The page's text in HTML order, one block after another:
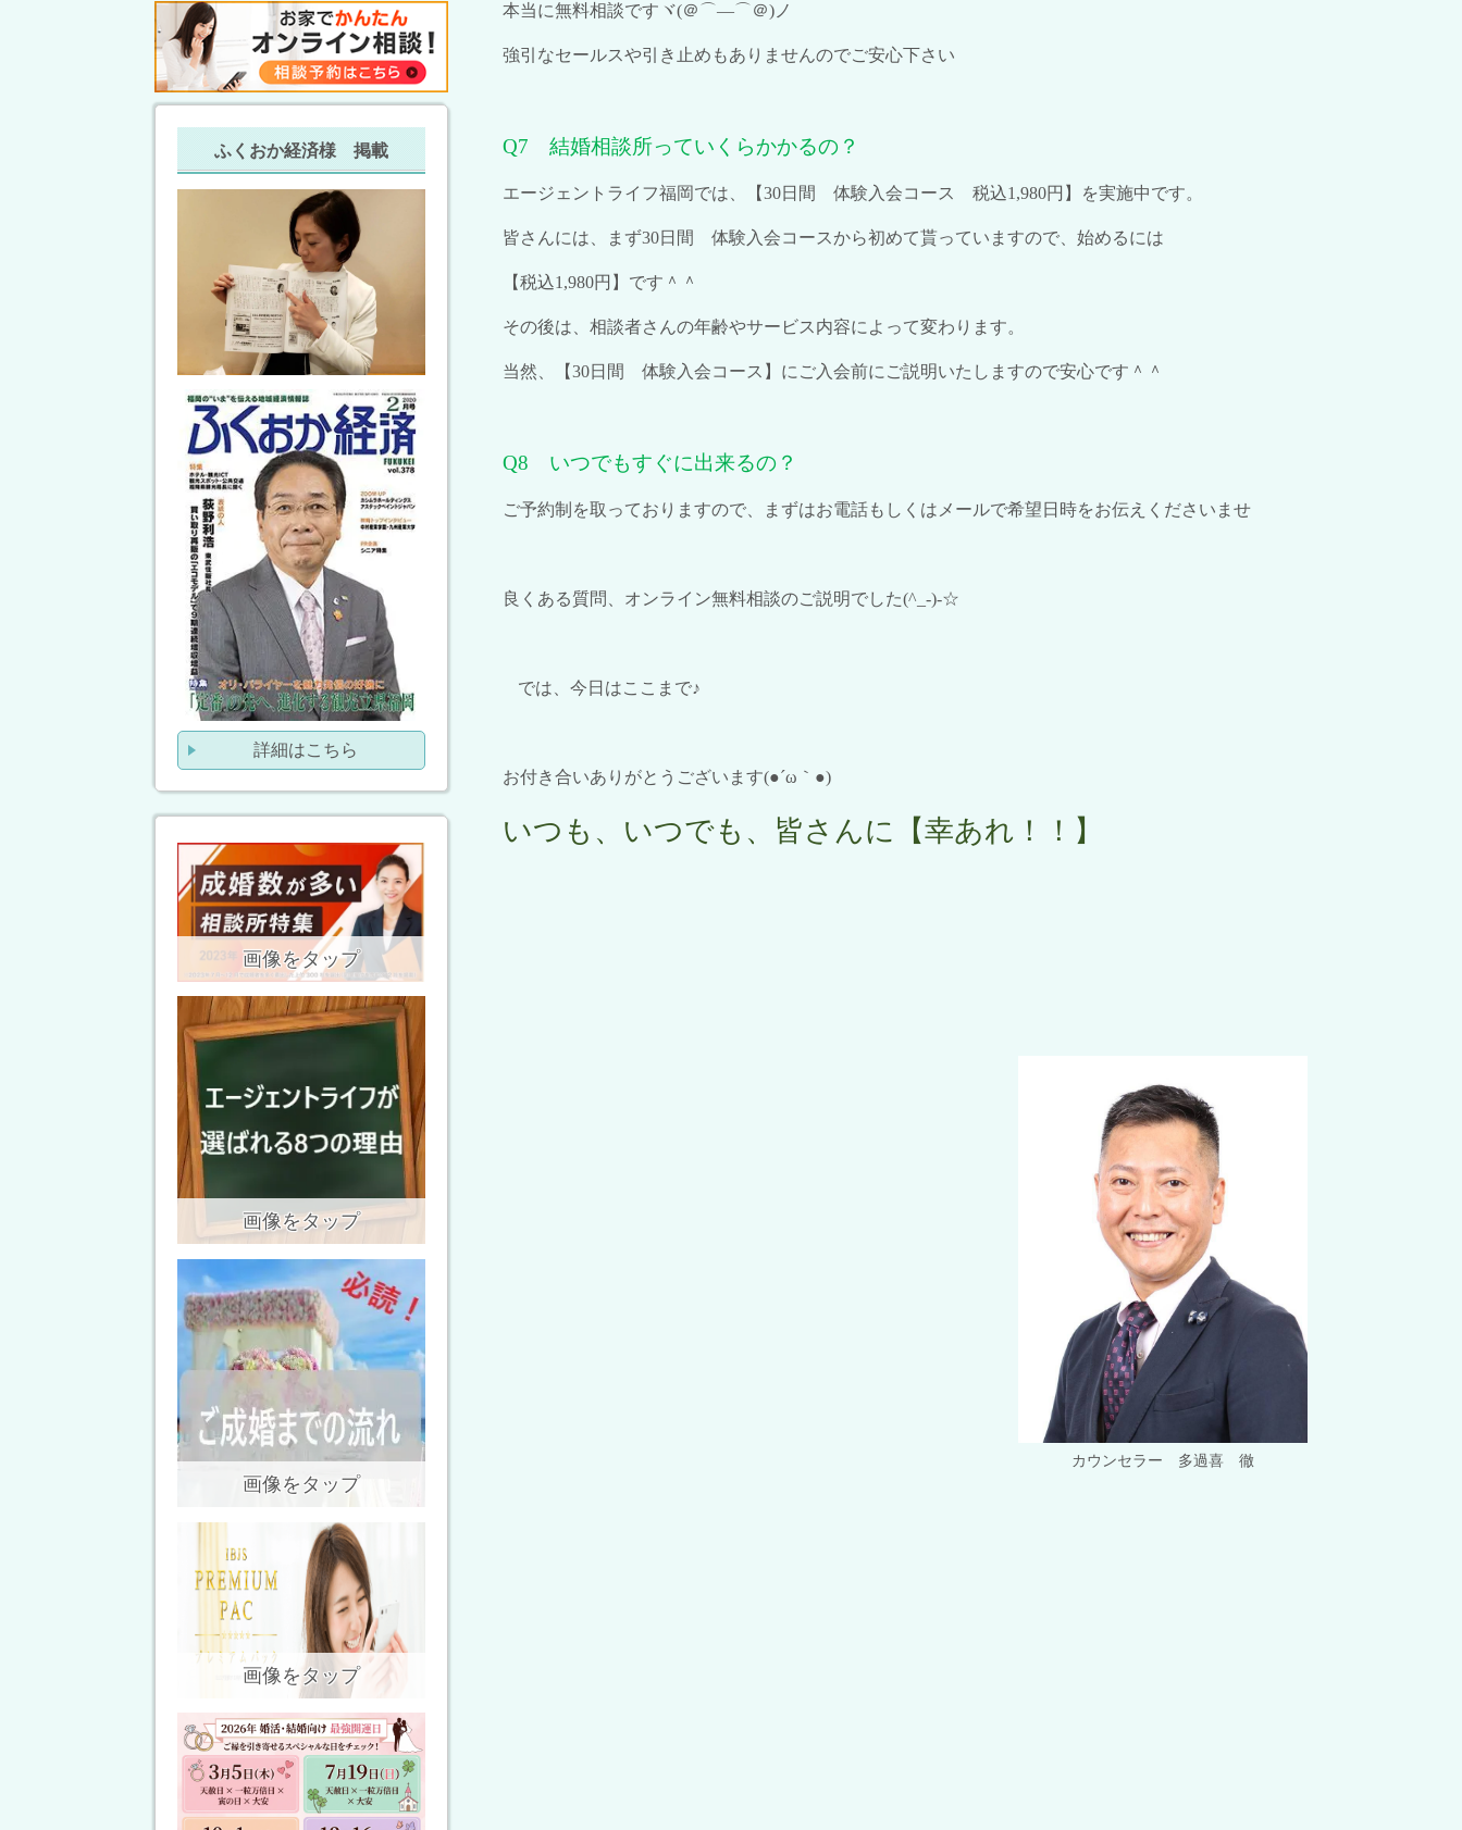
本当に無料相談ですヾ(＠⌒―⌒＠) ノ
強引なセールスや引き止めもありませんのでご安心下さい
Q7 結婚相談所っていくらかかるの？
エージェントライフ福岡では、【30日間 体験入会コース 税込1,980円】を実施中です。
皆さんには、まず30日間 体験入会コースから初めて貰っていますので、始めるには
【税込1,980円】です＾＾
その後は、相談者さんの年齢やサービス内容によって変わります。
当然、【30日間 体験入会コース】にご入会前にご説明いたしますので安心です＾＾
Q8 いつでもすぐに出来るの？
ご予約制を取っておりますので、まずはお電話もしくはメールで希望日時をお伝えくださいませ
良くある質問、オンライン無料相談のご説明でした(^_-)-☆
では、今日はここまで♪
お付き合いありがとうございます(●´ω ｀ ●)
いつも、いつでも、皆さんに【幸あれ！！】
カウンセラー 多過喜 徹
ふくおか経済様 掲載
詳細はこちら
画像をタップ
画像をタップ
画像をタップ
画像をタップ